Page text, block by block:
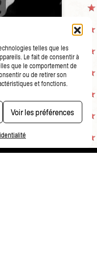
telles que les
Le fait de consentir à
que le comportement de
ou de retirer son
et fonctions.
Voir les préférences